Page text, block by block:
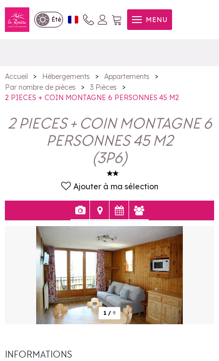
Été MENU
2 PIECES + COIN MONTAGNE
6 PERSONNES 45 M2
Accueil > Hébergements > Appartements
>
Par nombre de pièces
> 3 Pièces
>
2 PIECES + COIN MONTAGNE 6 PERSONNES 45 M2
2 PIECES + COIN MONTAGNE 6
PERSONNES 45 M2
(3P6)
Ajouter à ma sélection
1 / 9
INFORMATIONS